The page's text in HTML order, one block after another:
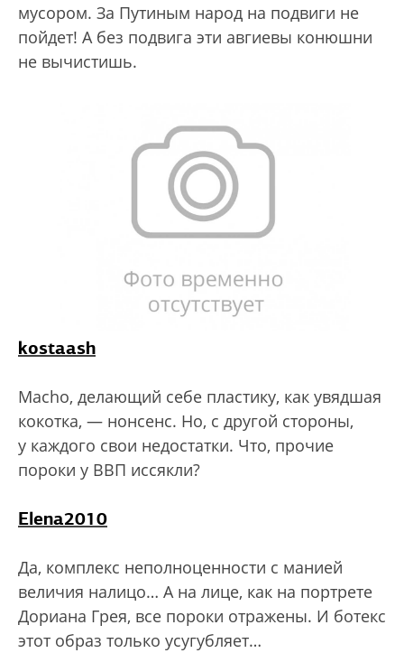
мусором. За Путиным народ на подвиги не
пойдет! А без подвига эти авгиевы конюшни
не вычистишь.
kostaash
Macho, делающий себе пластику, как увядшая
кокотка, — нонсенс. Но, с другой стороны,
у каждого свои недостатки. Что, прочие
пороки у ВВП иссякли?
Elena2010
Да, комплекс неполноценности с манией
величия налицо… А на лице, как на портрете
Дориана Грея, все пороки отражены. И ботекс
этот образ только усугубляет…